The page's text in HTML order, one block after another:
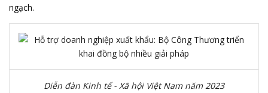
ngạch.
Diễn đàn Kinh tế - Xã hội Việt Nam năm 2023